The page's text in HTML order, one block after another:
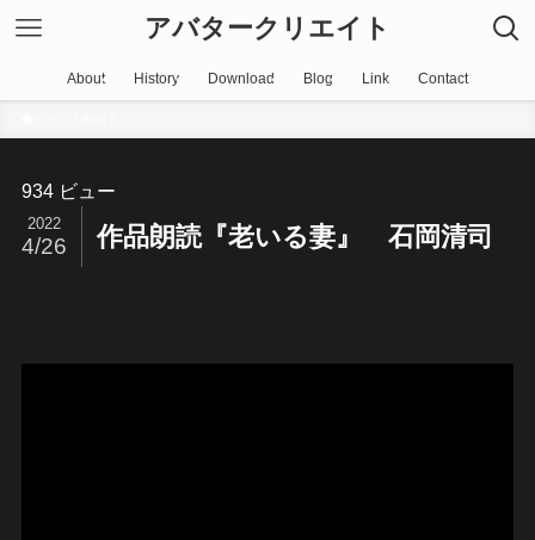
アバタークリエイト
About History Download Blog Link Contact
934 ビュー
作品朗読『老いる妻』 石岡清司
2022
4/26